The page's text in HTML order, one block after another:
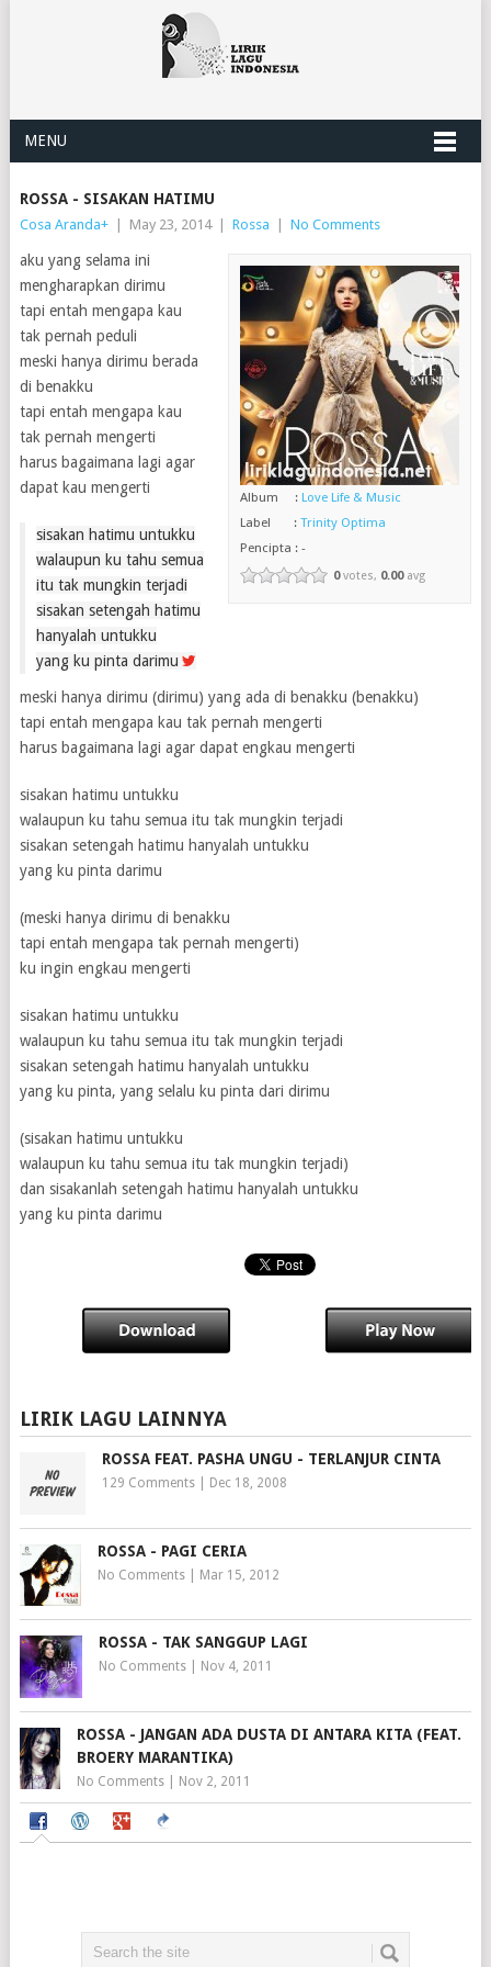
MENU
ROSSA - SISAKAN HATIMU
Cosa Aranda+ May 23, 2014 Rossa No Comments
Album :Love Life & Music
Label :Trinity Optima
Pencipta : -
0votes, 0.00avg
aku yang selama ini
mengharapkan dirimu
tapi entah mengapa kau
tak pernah peduli
meski hanya dirimu berada
di benakku
tapi entah mengapa kau
tak pernah mengerti
harus bagaimana lagi agar
dapat kau mengerti
sisakan hatimu untukku
walaupun ku tahu semua
itu tak mungkin terjadi
sisakan setengah hatimu
hanyalah untukku
yang ku pinta darimu
meski hanya dirimu (dirimu) yang ada di benakku (benakku)
tapi entah mengapa kau tak pernah mengerti
harus bagaimana lagi agar dapat engkau mengerti
sisakan hatimu untukku
walaupun ku tahu semua itu tak mungkin terjadi
sisakan setengah hatimu hanyalah untukku
yang ku pinta darimu
(meski hanya dirimu di benakku
tapi entah mengapa tak pernah mengerti)
ku ingin engkau mengerti
sisakan hatimu untukku
walaupun ku tahu semua itu tak mungkin terjadi
sisakan setengah hatimu hanyalah untukku
yang ku pinta, yang selalu ku pinta dari dirimu
(sisakan hatimu untukku
walaupun ku tahu semua itu tak mungkin terjadi)
dan sisakanlah setengah hatimu hanyalah untukku
yang ku pinta darimu
LIRIK LAGU LAINNYA
ROSSA FEAT. PASHA UNGU - TERLANJUR CINTA
129 Comments| Dec 18, 2008
ROSSA - PAGI CERIA
No Comments| Mar 15, 2012
ROSSA - TAK SANGGUP LAGI
No Comments| Nov 4, 2011
ROSSA - JANGAN ADA DUSTA DI ANTARA KITA (FEAT.
BROERY MARANTIKA)
No Comments| Nov 2, 2011